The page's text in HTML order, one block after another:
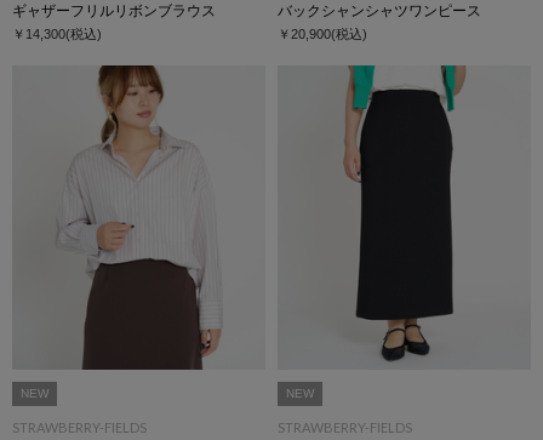
ギャザーフリルリボンブラウス
￥14,300(税込)
バックシャンシャツワンピース
￥20,900(税込)
NEW
STRAWBERRY-FIELDS
NEW
STRAWBERRY-FIELDS